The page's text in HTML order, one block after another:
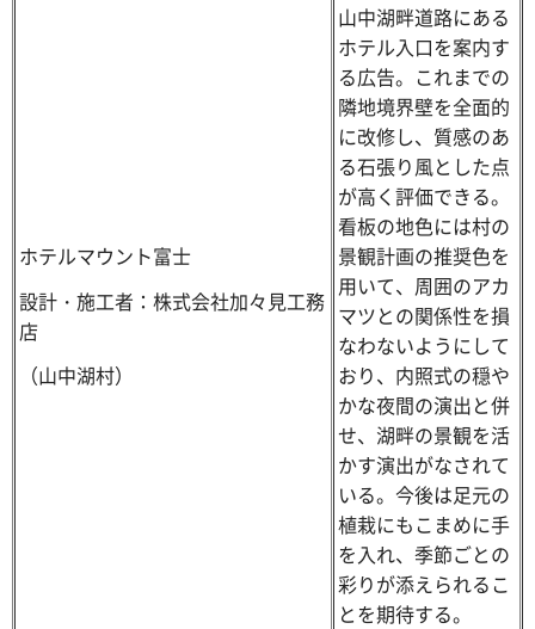
ホテルマウント富士
設計・施工者：株式会社加々見工務
店
（山中湖村）
山中湖畔道路にある
ホテル入口を案内す
る広告。これまでの
隣地境界壁を全面的
に改修し、質感のあ
る石張り風とした点
が高く評価できる。
看板の地色には村の
景観計画の推奨色を
用いて、周囲のアカ
マツとの関係性を損
なわないようにして
おり、内照式の穏や
かな夜間の演出と併
せ、湖畔の景観を活
かす演出がなされて
いる。今後は足元の
植栽にもこまめに手
を入れ、季節ごとの
彩りが添えられるこ
とを期待する。